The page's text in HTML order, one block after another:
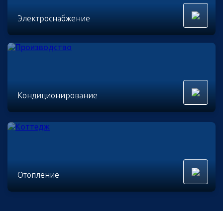
Электроснабжение
Кондиционирование
Отопление